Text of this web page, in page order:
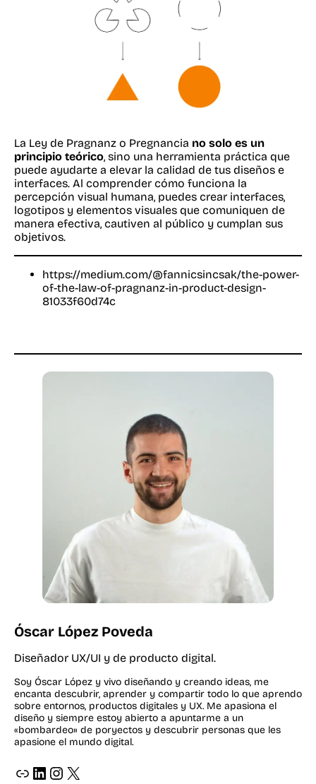
La Ley de Pragnanz o Pregnancia no solo es un
principio teórico, sino una herramienta práctica que
puede ayudarte a elevar la calidad de tus diseños e
interfaces. Al comprender cómo funciona la
percepción visual humana, puedes crear interfaces,
logotipos y elementos visuales que comuniquen de
manera efectiva, cautiven al público y cumplan sus
objetivos.
https://medium.com/@fannicsincsak/the-power-
of-the-law-of-pragnanz-in-product-design-
81033f60d74c
Óscar López Poveda
Diseñador UX/UI y de producto digital.
Soy Óscar López y vivo diseñando y creando ideas, me
encanta descubrir, aprender y compartir todo lo que aprendo
sobre entornos, productos digitales y UX. Me apasiona el
diseño y siempre estoy abierto a apuntarme a un
«bombardeo» de poryectos y descubrir personas que les
apasione el mundo digital.
ir a página web de oscar lopez diseñador grafico y web ir a perfil de LinkedIn de oscar lopez ir a perfil de instagram de oscar lopez _osvat X